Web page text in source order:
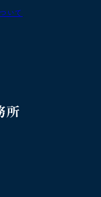
いて
所